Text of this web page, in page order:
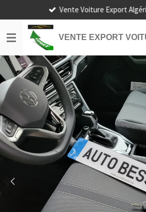
au
contenu
principal
VENTE EXPORT
Vente Voiture Export